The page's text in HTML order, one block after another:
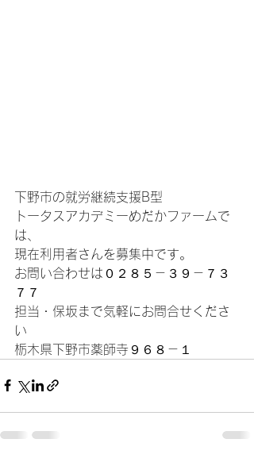
下野市の就労継続支援B型
トータスアカデミーめだかファームで
は、
現在利用者さんを募集中です。
お問い合わせは０２８５－３９－７３
７７
担当・保坂まで気軽にお問合せくださ
い
栃木県下野市薬師寺９６８－１